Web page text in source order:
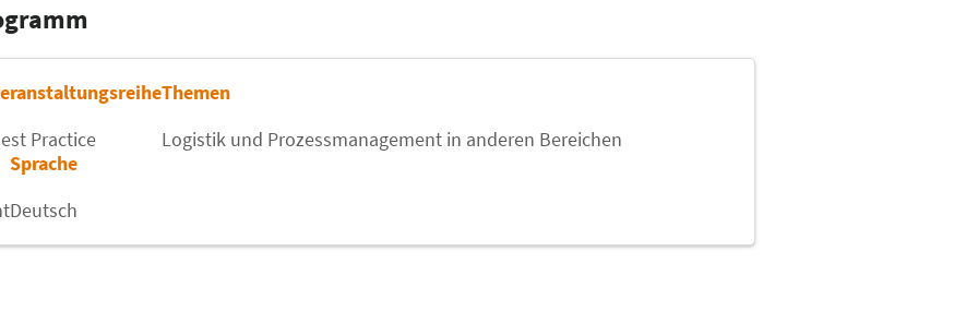
Practice
Themen
Logistik und Prozessmanagement in anderen Bereichen
Sprache
Deutsch